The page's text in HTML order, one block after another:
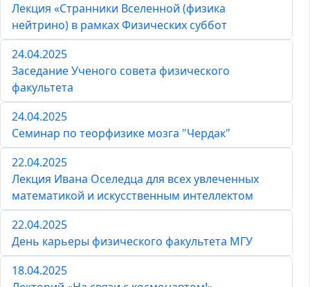
Лекция «Странники Вселенной (физика
нейтрино) в рамках Физических суббот
24.04.2025
Заседание Ученого совета физического
факультета
24.04.2025
Семинар по теорфизике мозга "Чердак"
22.04.2025
Лекция Ивана Оселедца для всех увлеченных
математикой и искусственным интеллектом
22.04.2025
День карьеры физического факультета МГУ
18.04.2025